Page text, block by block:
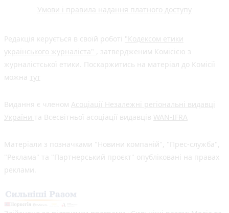
Умови і правила надання платного доступу
Редакція керується в своїй роботі "Кодексом етики
українського журналіста"
, затвердженим Комісією з
журналістської етики. Поскаржитись на матеріал до Комісії
можна тут
Видання є членом Асоціації Незалежні регіональні видавці
України та Всесвітньої асоціації видавців WAN-IFRA
Матеріали з позначками "Новини компаній", "Прес-служба",
"Реклама" та "Партнерський проєкт" опубліковані на правах
реклами.